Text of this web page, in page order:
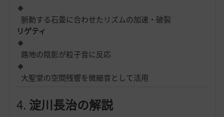
脈動する石畳に合わせたリズムの加速・破裂
リゲティ
路地の陰影が粒子音に反応
大聖堂の空間残響を微細音として活用
4. 淀川長治の解説